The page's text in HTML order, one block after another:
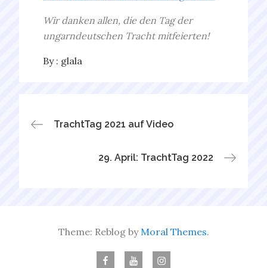
Wir danken allen, die den Tag der
ungarndeutschen Tracht mitfeierten!
By : glala
Bejegyzés
navigáció
TrachtTag 2021 auf Video
29. April: TrachtTag 2022
Theme: Reblog byMoral Themes.
FacebookYoutubeInstagram